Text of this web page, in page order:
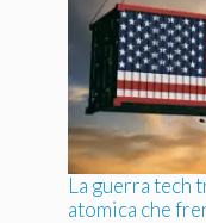
La guerra tech
atomica che